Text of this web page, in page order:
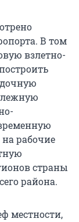
В том
взлетно-
рабочие
страны
района.
местности,